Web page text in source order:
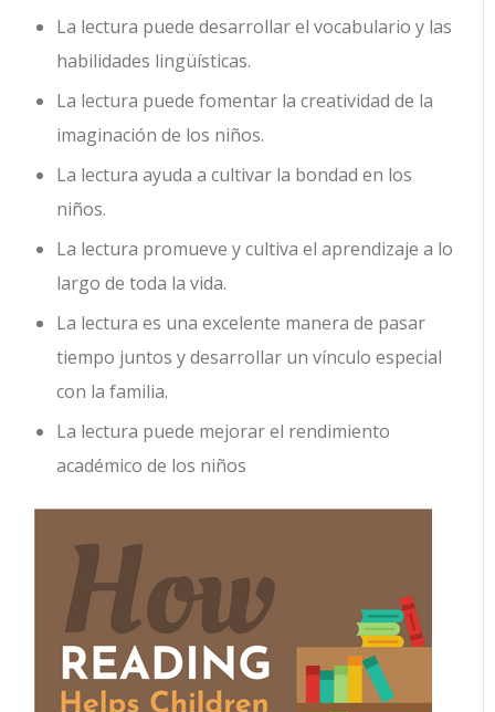
La lectura puede desarrollar el vocabulario y las
habilidades lingüísticas.
La lectura puede fomentar la creatividad de la
imaginación de los niños.
La lectura ayuda a cultivar la bondad en los
niños.
La lectura promueve y cultiva el aprendizaje a lo
largo de toda la vida.
La lectura es una excelente manera de pasar
tiempo juntos y desarrollar un vínculo especial
con la familia.
La lectura puede mejorar el rendimiento
académico de los niños